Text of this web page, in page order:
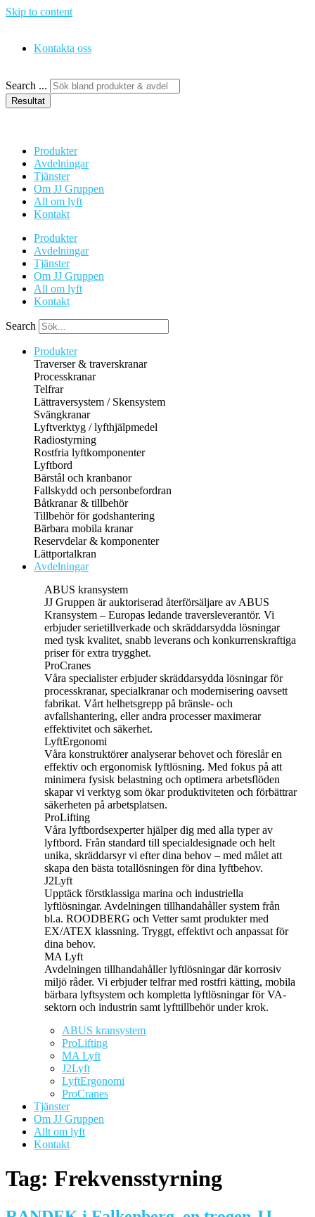
Skip to content
Kontakta oss
Search ...
Resultat
Produkter
Avdelningar
Tjänster
Om JJ Gruppen
All om lyft
Kontakt
Produkter
Avdelningar
Tjänster
Om JJ Gruppen
All om lyft
Kontakt
Search
Produkter
Traverser & traverskranar
Processkranar
Telfrar
Lättraversystem / Skensystem
Svängkranar
Lyftverktyg / lyfthjälpmedel
Radiostyrning
Rostfria lyftkomponenter
Lyftbord
Bärstål och kranbanor
Fallskydd och personbefordran
Båtkranar & tillbehör
Tillbehör för godshantering
Bärbara mobila kranar
Reservdelar & komponenter
Lättportalkran
Avdelningar
ABUS kransystem
JJ Gruppen är auktoriserad återförsäljare av ABUS
Kransystem – Europas ledande traversleverantör. Vi
erbjuder serietillverkade och skräddarsydda lösningar
med tysk kvalitet, snabb leverans och konkurrenskraftiga
priser för extra trygghet.
ProCranes
Våra specialister erbjuder skräddarsydda lösningar för
processkranar, specialkranar och modernisering oavsett
fabrikat. Vårt helhetsgrepp på bränsle- och
avfallshantering, eller andra processer maximerar
effektivitet och säkerhet.
LyftErgonomi
Våra konstruktörer analyserar behovet och föreslår en
effektiv och ergonomisk lyftlösning. Med fokus på att
minimera fysisk belastning och optimera arbetsflöden
skapar vi verktyg som ökar produktiviteten och förbättrar
säkerheten på arbetsplatsen.
ProLifting
Våra lyftbordsexperter hjälper dig med alla typer av
lyftbord. Från standard till specialdesignade och helt
unika, skräddarsyr vi efter dina behov – med målet att
skapa den bästa totallösningen för dina lyftbehov.
J2Lyft
Upptäck förstklassiga marina och industriella
lyftlösningar. Avdelningen tillhandahåller system från
bl.a. ROODBERG och Vetter samt produkter med
EX/ATEX klassning. Tryggt, effektivt och anpassat för
dina behov.
MA Lyft
Avdelningen tillhandahåller lyftlösningar där korrosiv
miljö råder. Vi erbjuder telfrar med rostfri kätting, mobila
bärbara lyftsystem och kompletta lyftlösningar för VA-
sektorn och industrin samt lyfttillbehör under krok.
ABUS kransystem
ProLifting
MA Lyft
J2Lyft
LyftErgonomi
ProCranes
Tjänster
Om JJ Gruppen
Allt om lyft
Kontakt
Tag: Frekvensstyrning